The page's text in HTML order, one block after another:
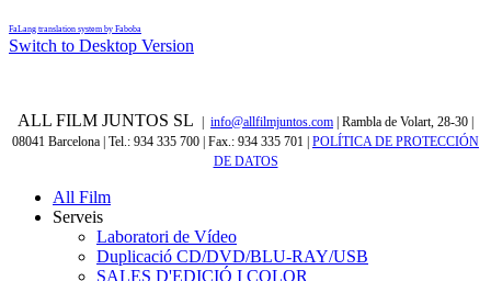
FaLang translation system by Faboba
Switch to Desktop Version
ALL FILM JUNTOS SL info@allfilmjuntos.com | Rambla de Volart, 28-30 |
08041 Barcelona | Tel.: 934 335 700 | Fax.: 934 335 701 POLÍTICA DE PROTECCIÓN
DE DATOS
All Film
Serveis
Laboratori de Vídeo
Duplicació CD/DVD/BLU-RAY/USB
SALES D'EDICIÓ I COLOR